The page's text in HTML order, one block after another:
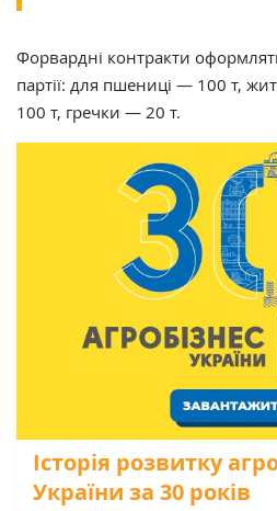
Форвардні контракти
партії: для пшениці — 100 т,
100 т, гречки — 20 т.
Історія розвитку
України за 30 років